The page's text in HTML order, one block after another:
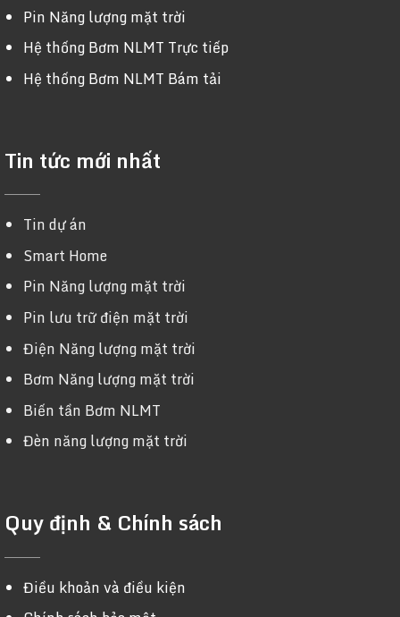
Pin Năng lượng mặt trời
Hệ thống Bơm NLMT Trực tiếp
Hệ thống Bơm NLMT Bám tải
Tin tức mới nhất
Tin dự án
Smart Home
Pin Năng lượng mặt trời
Pin lưu trữ điện mặt trời
Điện Năng lượng mặt trời
Bơm Năng lượng mặt trời
Biến tần Bơm NLMT
Đèn năng lượng mặt trời
Quy định & Chính sách
Điều khoản và điều kiện